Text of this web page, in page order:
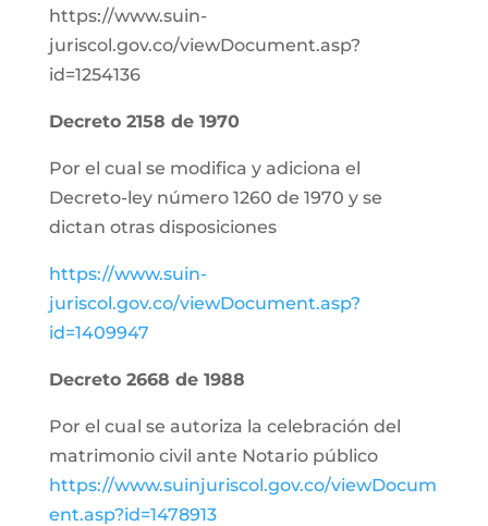
https://www.suin-
juriscol.gov.co/viewDocument.asp?
id=1254136
Decreto 2158 de 1970
Por el cual se modifica y adiciona el
Decreto-ley número 1260 de 1970 y se
dictan otras disposiciones
https://www.suin-
juriscol.gov.co/viewDocument.asp?
id=1409947
Decreto 2668 de 1988
Por el cual se autoriza la celebración del
matrimonio civil ante Notario público
https://www.suinjuriscol.gov.co/viewDocum
ent.asp?id=1478913